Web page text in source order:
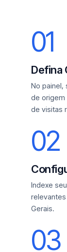
01
Defina
No painel,
de origem
de visitas
02
Indexe
Gerais.
03